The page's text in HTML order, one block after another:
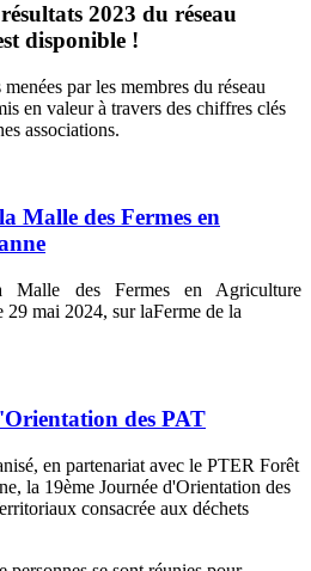
2023 du réseau
disponible !
par les membres du réseau
en valeur à travers des chiffres clés
associations.
Malle des Fermes en
Malle des Fermes en Agriculture
29 mai 2024, sur laFerme de la
des PAT
en partenariat avec le PTER Forêt
la 19ème Journée d'Orientation des
consacrée aux déchets